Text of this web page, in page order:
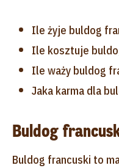
Ile żyje buldog
Ile kosztuje
Ile waży buldog
Jaka karma dla
Buldog
Buldog francuski to